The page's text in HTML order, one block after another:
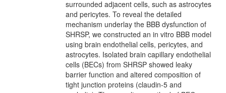
surrounded adjacent cells, such as astrocytes
and pericytes. To reveal the detailed
mechanism underlay the BBB dysfunction of
SHRSP, we constructed an in vitro BBB model
using brain endothelial cells, pericytes, and
astrocytes. Isolated brain capillary endothelial
cells (BECs) from SHRSP showed leaky
barrier function and altered composition of
tight junction proteins (claudin-5 and